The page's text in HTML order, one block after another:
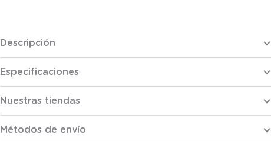
Descripción
Especificaciones
Nuestras tiendas
Métodos de envío